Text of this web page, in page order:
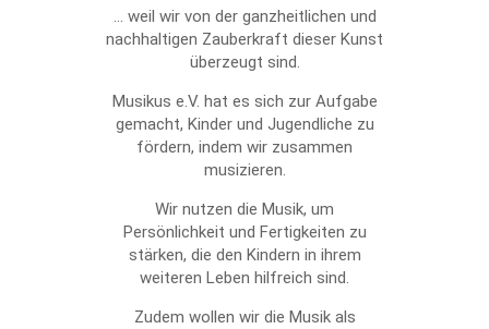
... weil wir von der ganzheitlichen und
nachhaltigen Zauberkraft dieser Kunst
überzeugt sind.
Musikus e.V. hat es sich zur Aufgabe
gemacht, Kinder und Jugendliche zu
fördern, indem wir zusammen
musizieren.
Wir nutzen die Musik, um
Persönlichkeit und Fertigkeiten zu
stärken, die den Kindern in ihrem
weiteren Leben hilfreich sind.
Zudem wollen wir die Musik als